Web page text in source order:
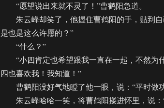
“愿望说出来就不灵了！”曹鹤阳急道。
朱云峰却笑了，他握住曹鹤阳的手，贴到自
是也是这么许愿的？”
“什么？”
“小四肯定也希望跟我一直在一起，不然为
四也喜欢我！我知道！”
曹鹤阳没好气地瞪了他一眼，说：“平时做
朱云峰哈哈一笑，将曹鹤阳搂进怀里，说：